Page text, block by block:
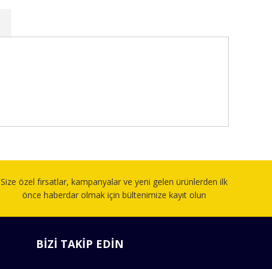
Size özel fırsatlar, kampanyalar ve yeni gelen ürünlerden ilk
önce haberdar olmak için bültenimize kayıt olun
BİZİ TAKİP EDİN